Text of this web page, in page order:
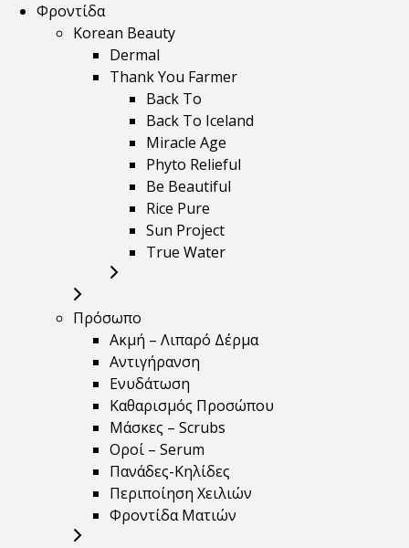
Φροντίδα
Korean Beauty
Dermal
Thank You Farmer
Back To
Back To Iceland
Miracle Age
Phyto Relieful
Be Beautiful
Rice Pure
Sun Project
True Water
Πρόσωπο
Ακμή – Λιπαρό Δέρμα
Αντιγήρανση
Ενυδάτωση
Καθαρισμός Προσώπου
Μάσκες – Scrubs
Οροί – Serum
Πανάδες-Κηλίδες
Περιποίηση Χειλιών
Φροντίδα Ματιών